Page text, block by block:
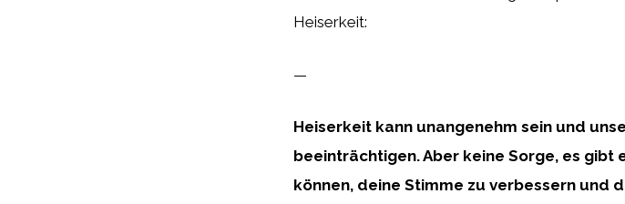
Heiserkeit:
—
Heiserkeit kann unangenehm sein und
beeinträchtigen. Aber keine Sorge, es
können, deine Stimme zu verbessern und